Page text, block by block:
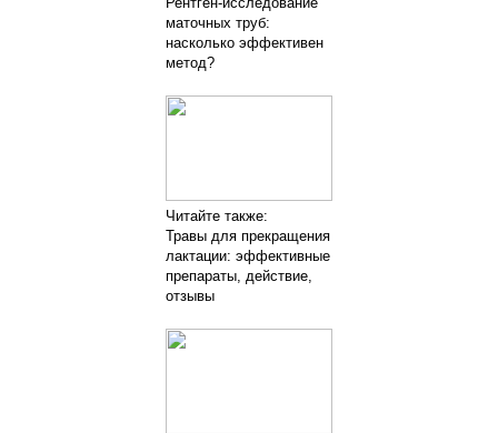
маточных труб:
насколько эффективен
метод?
Читайте также:
Травы для прекращения
лактации: эффективные
препараты, действие,
отзывы